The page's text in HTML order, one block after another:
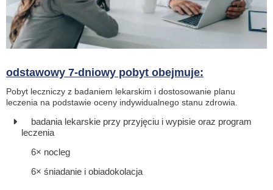
odstawowy 7-dniowy pobyt obejmuje:
Pobyt leczniczy z badaniem lekarskim i dostosowanie planu
leczenia na podstawie oceny indywidualnego stanu zdrowia.
badania lekarskie przy przyjęciu i wypisie oraz program
leczenia
6× nocleg
6× śniadanie i obiadokolacja